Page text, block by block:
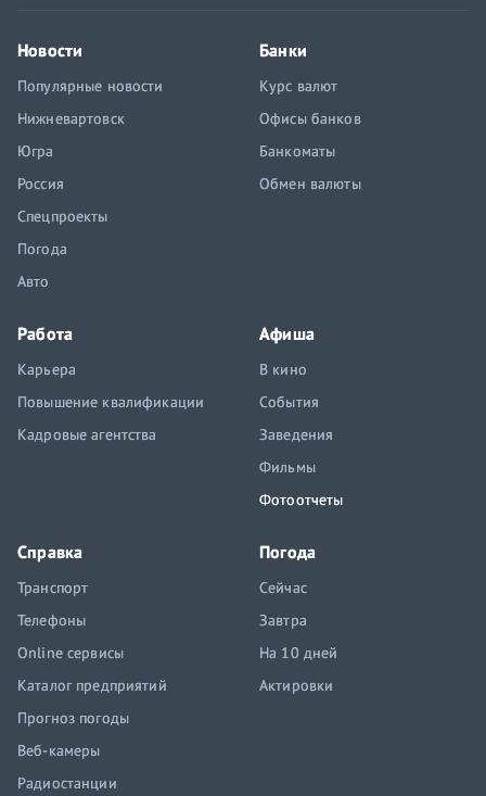
Новости
Популярные новости
Нижневартовск
Югра
Россия
Спецпроекты
Погода
Авто
Банки
Курс валют
Офисы банков
Банкоматы
Обмен валюты
Работа
Карьера
Повышение квалификации
Кадровые агентства
Афиша
В кино
События
Заведения
Фильмы
Фотоотчеты
Справка
Транспорт
Телефоны
Online сервисы
Каталог предприятий
Прогноз погоды
Веб-камеры
Радиостанции
Погода
Сейчас
Завтра
На 10 дней
Актировки